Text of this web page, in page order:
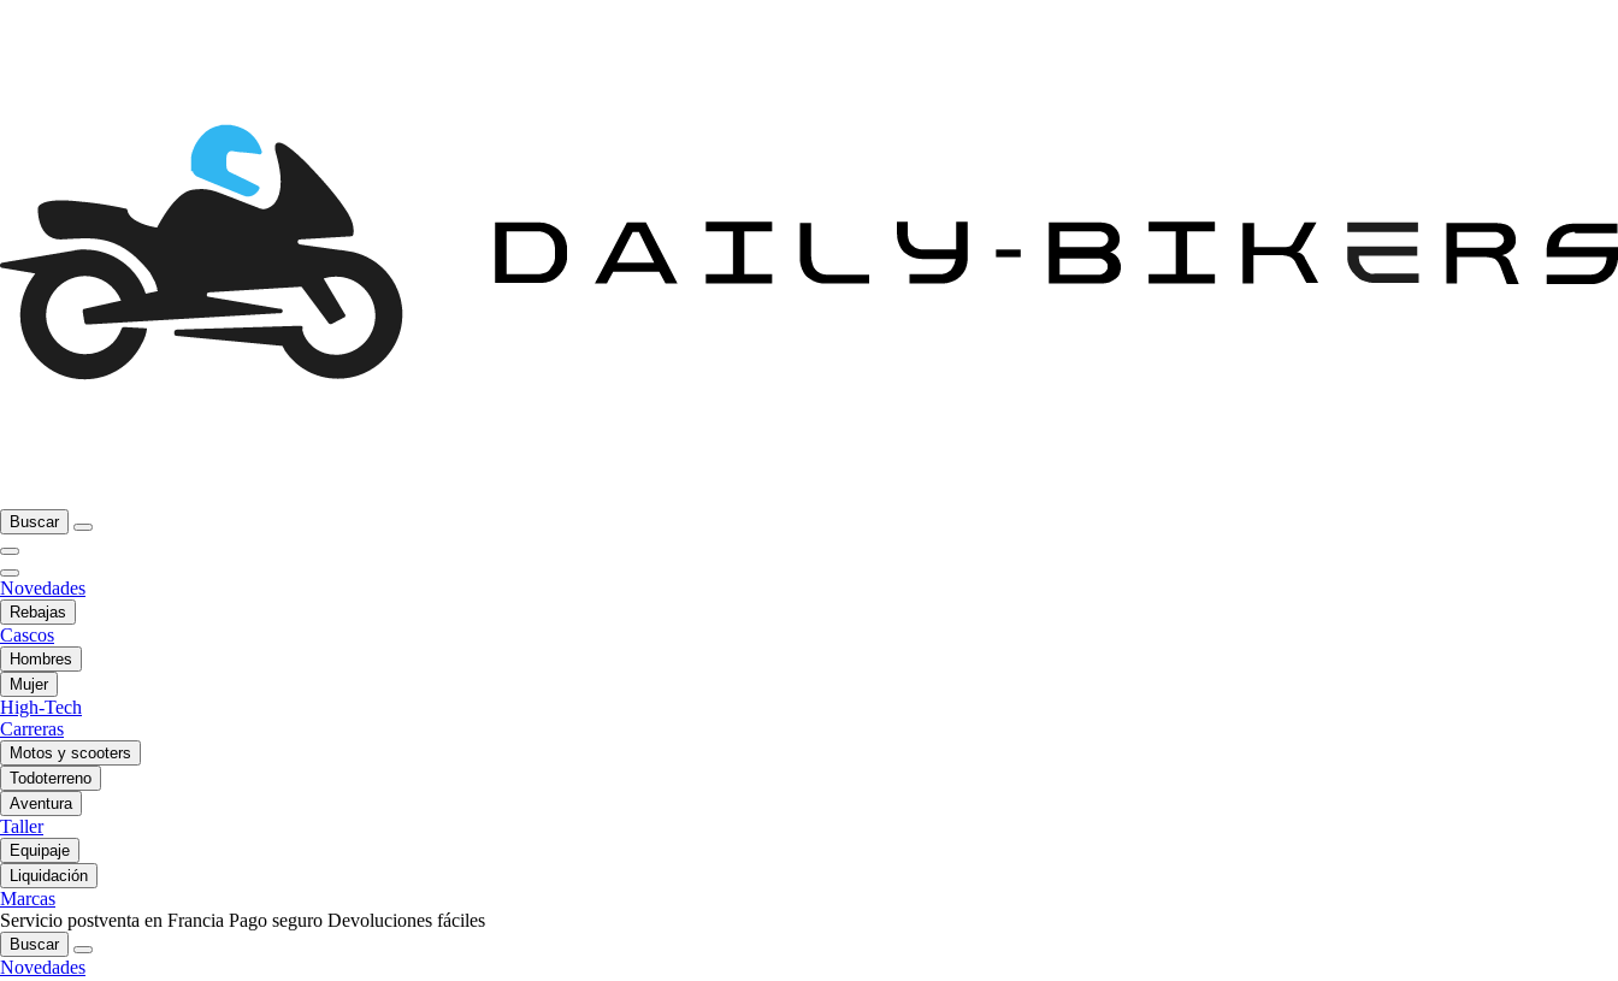
Buscar
Novedades
Rebajas
Cascos
Hombres
Mujer
High-Tech
Carreras
Motos y scooters
Todoterreno
Aventura
Taller
Equipaje
Liquidación
Marcas
Servicio postventa en Francia Pago seguro Devoluciones fáciles
Buscar
Novedades